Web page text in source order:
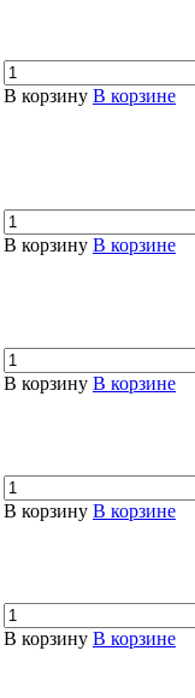
В корзину В корзине
В корзину В корзине
В корзину В корзине
В корзину В корзине
В корзину В корзине